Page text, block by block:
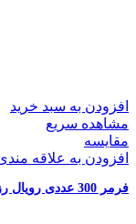
افزودن به سبد خرید
مشاهده سریع
مقایسه
افزودن به علاقه
فرمر 300 عددی رویال رز